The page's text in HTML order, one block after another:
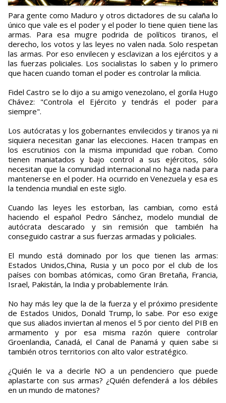
Para gente como Maduro y otros dictadores de su calaña lo
único que vale es el poder y el poder lo tiene quien tiene las
armas. Para esa mugre podrida de políticos tiranos, el
derecho, los votos y las leyes no valen nada. Solo respetan
las armas. Por eso envilecen y esclavizan a los ejércitos y a
las fuerzas policiales. Los socialistas lo saben y lo primero
que hacen cuando toman el poder es controlar la milicia.
Fidel Castro se lo dijo a su amigo venezolano, el gorila Hugo
Chávez: "Controla el Ejército y tendrás el poder para
siempre".
Los autócratas y los gobernantes envilecidos y tiranos ya ni
siquiera necesitan ganar las elecciones. Hacen trampas en
los escrutinios con la misma impunidad que roban. Como
tienen maniatados y bajo control a sus ejércitos, sólo
necesitan que la comunidad internacional no haga nada para
mantenerse en el poder. Ha ocurrido en Venezuela y esa es
la tendencia mundial en este siglo.
Cuando las leyes les estorban, las cambian, como está
haciendo el español Pedro Sánchez, modelo mundial de
autócrata descarado y sin remisión que también ha
conseguido castrar a sus fuerzas armadas y policiales.
El mundo está dominado por los que tienen las armas:
Estados Unidos,China, Rusia y un poco por el club de los
países con bombas atómicas, como Gran Bretaña, Francia,
Israel, Pakistán, la India y probablemente Irán.
No hay más ley que la de la fuerza y el próximo presidente
de Estados Unidos, Donald Trump, lo sabe. Por eso exige
que sus aliados inviertan al menos el 5 por ciento del PIB en
armamento y por esa misma razón quiere controlar
Groenlandia, Canadá, el Canal de Panamá y quien sabe si
también otros territorios con alto valor estratégico.
¿Quién le va a decirle NO a un pendenciero que puede
aplastarte con sus armas? ¿Quién defenderá a los débiles
en un mundo de matones?